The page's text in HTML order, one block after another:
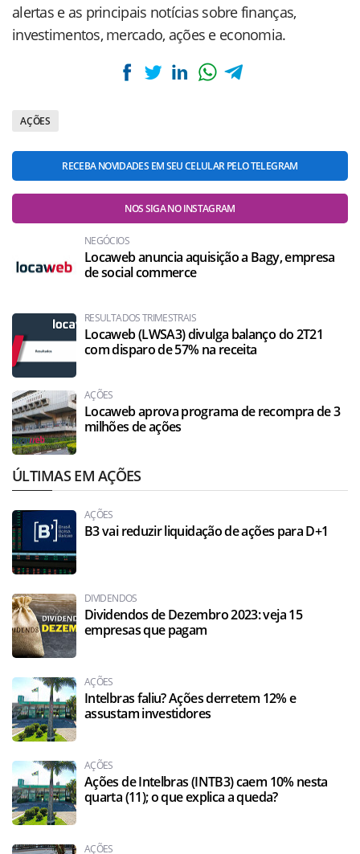
alertas e as principais notícias sobre finanças,
investimentos, mercado, ações e economia.
AÇÕES
RECEBA NOVIDADES EM SEU CELULAR PELO TELEGRAM
NOS SIGA NO INSTAGRAM
NEGÓCIOS
Locaweb anuncia aquisição a Bagy, empresa
de social commerce
RESULTADOS TRIMESTRAIS
Locaweb (LWSA3) divulga balanço do 2T21
com disparo de 57% na receita
AÇÕES
Locaweb aprova programa de recompra de 3
milhões de ações
ÚLTIMAS EM AÇÕES
AÇÕES
B3 vai reduzir liquidação de ações para D+1
DIVIDENDOS
Dividendos de Dezembro 2023: veja 15
empresas que pagam
AÇÕES
Intelbras faliu? Ações derretem 12% e
assustam investidores
AÇÕES
Ações de Intelbras (INTB3) caem 10% nesta
quarta (11); o que explica a queda?
AÇÕES